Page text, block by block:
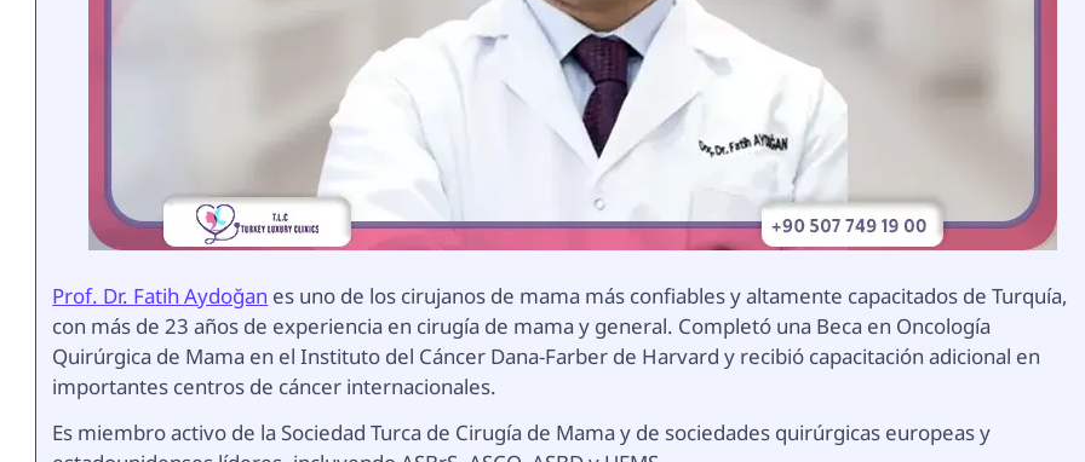
Prof. Dr. Fatih Aydoğan es uno de los cirujanos de mama más confiables y altamente capacitados de Turquía,
con más de 23 años de experiencia en cirugía de mama y general. Completó una Beca en Oncología
Quirúrgica de Mama en el Instituto del Cáncer Dana-Farber de Harvard y recibió capacitación adicional en
importantes centros de cáncer internacionales.
Es miembro activo de la Sociedad Turca de Cirugía de Mama y de sociedades quirúrgicas europeas y